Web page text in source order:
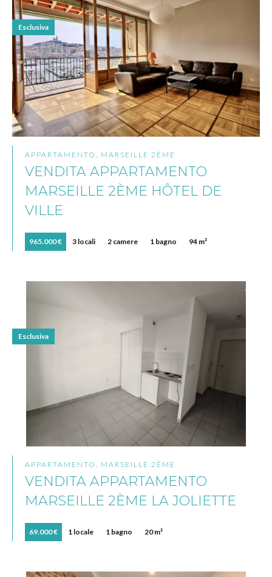
APPARTAMENTO, MARSEILLE 2ÈME
VENDITA APPARTAMENTO
MARSEILLE 2ÈME HÔTEL DE
VILLE
965.000 € 3 locali 2 camere 1 bagno 94 m²
Esclusiva
APPARTAMENTO, MARSEILLE 2ÈME
VENDITA APPARTAMENTO
MARSEILLE 2ÈME LA JOLIETTE
69.000 € 1 locale 1 bagno 20 m²
Esclusiva